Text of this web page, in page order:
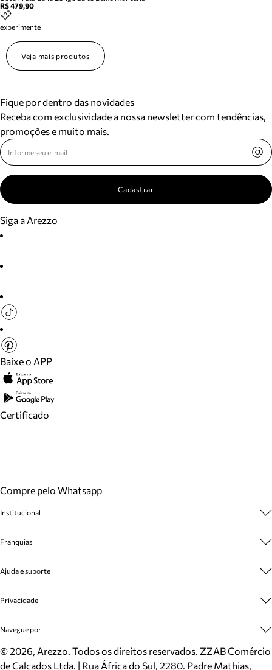
R$ 479,90
experimente
Veja mais produtos
Fique por dentro das novidades
Receba com exclusividade a nossa newsletter com tendências,
promoções e muito mais.
Cadastrar
Siga a Arezzo
Baixe o APP
Certificado
Compre pelo Whatsapp
Institucional
Cashback
Venda Corporativa
Mapa do Site
Inverno
Mundo Arezzo
Franquias
Plano de Negócio
Ajuda e suporte
Cadastro
Meus Pedidos
Trocas e Devoluções
Cartão Presente
Privacidade
Politica e Privacidade
Navegue por
Sapatos
Bolsas
©2026, Arezzo. Todos os direitos reservados. ZZAB Comércio
de Calçados Ltda. | Rua África do Sul, 2280. Padre Mathias,